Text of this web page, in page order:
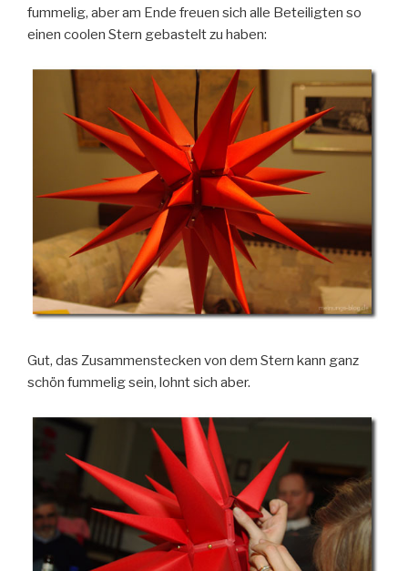
fummelig, aber am Ende freuen sich alle Beteiligten so
einen coolen Stern gebastelt zu haben:
Gut, das Zusammenstecken von dem Stern kann ganz
schön fummelig sein, lohnt sich aber.